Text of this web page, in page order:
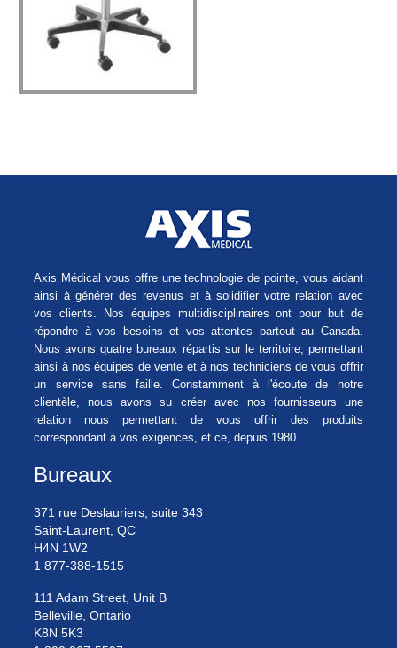
Axis Médical vous offre une technologie de pointe, vous aidant
ainsi à générer des revenus et à solidifier votre relation avec
vos clients. Nos équipes multidisciplinaires ont pour but de
répondre à vos besoins et vos attentes partout au Canada.
Nous avons quatre bureaux répartis sur le territoire, permettant
ainsi à nos équipes de vente et à nos techniciens de vous offrir
un service sans faille. Constamment à l'écoute de notre
clientèle, nous avons su créer avec nos fournisseurs une
relation nous permettant de vous offrir des produits
correspondant à vos exigences, et ce, depuis 1980.
Bureaux
371 rue Deslauriers, suite 343
Saint-Laurent, QC
H4N 1W2
1 877-388-1515
111 Adam Street, Unit B
Belleville, Ontario
K8N 5K3